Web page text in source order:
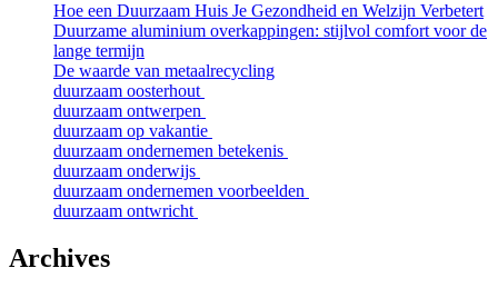
Hoe een Duurzaam Huis Je Gezondheid en Welzijn Verbetert
Duurzame aluminium overkappingen: stijlvol comfort voor de
lange termijn
De waarde van metaalrecycling
duurzaam oosterhout
duurzaam ontwerpen
duurzaam op vakantie
duurzaam ondernemen betekenis
duurzaam onderwijs
duurzaam ondernemen voorbeelden
duurzaam ontwricht
Archives